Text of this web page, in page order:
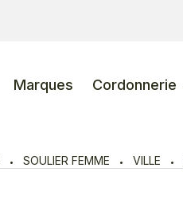
Marques Cordonnerie
SOULIER FEMME VILLE